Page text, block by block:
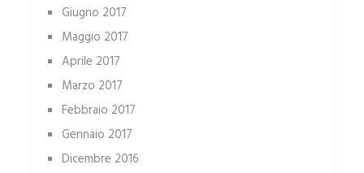
Giugno 2017
Maggio 2017
Aprile 2017
Marzo 2017
Febbraio 2017
Gennaio 2017
Dicembre 2016